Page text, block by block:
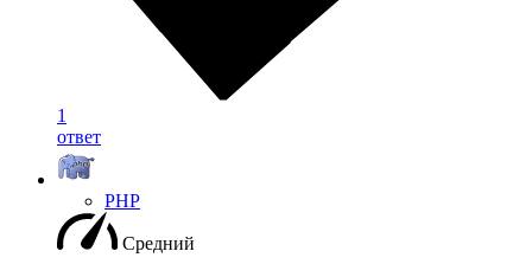
1
ответ
PHP
Средний